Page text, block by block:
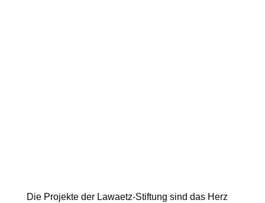
Die Projekte der Lawaetz-Stiftung sind das Herz